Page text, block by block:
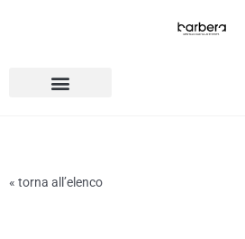
« torna all’elenco